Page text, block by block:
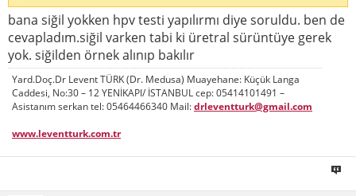
bana siğil yokken hpv testi yapılırmı diye soruldu. ben de
cevapladım.siğil varken tabi ki üretral sürüntüye gerek
yok. siğilden örnek alınıp bakılır
Yard.Doç.Dr Levent TÜRK (Dr. Medusa) Muayehane: Küçük Langa
Caddesi, No:30 – 12 YENİKAPI/ İSTANBUL cep: 05414101491 –
Asistanım serkan tel: 05464466340 Mail:drleventturk@gmail.com
www.leventturk.com.tr